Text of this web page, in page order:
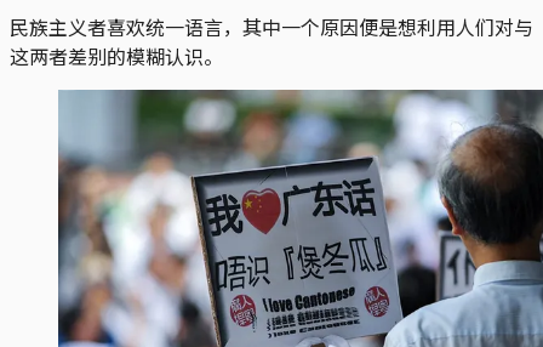
民族主义者喜欢统一语言，其中一个原因便是想利用人们对与
这两者差别的模糊认识。